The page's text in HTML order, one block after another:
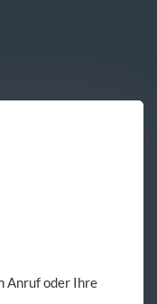
Anruf oder Ihre